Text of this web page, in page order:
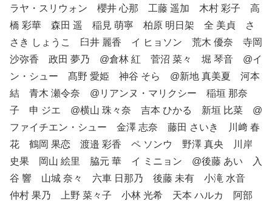
ラヤ・スリウォン 櫻井 心那 工藤 遥加 木村 彩子 高
橋 彩華 森田 遥 稲見 萌寧 柏原 明日架 全 美貞 さ
さき しょうこ 臼井 麗香 イ ヒョソン 荒木 優奈 寺岡
沙弥香 政田 夢乃 @倉林 紅 菅沼 菜々 堀 琴音 @イ
ン・シュー 髙野 愛姫 神谷 そら @新地 真美夏 河本
結 青木 瀬令奈 @リアンヌ・マリクシー 稲垣 那奈
子 申 ジエ @横山 珠々奈 吉本 ひかる 新垣 比菜 @
ファイチエン・シュー 金澤 志奈 藤田 さいき 川﨑 春
花 鶴岡 果恋 渡邉 彩香 ペ ソンウ 野澤 真央 川岸
史果 岡山 絵里 脇元 華 イ ミニョン @後藤 あい 入
谷 響 山城 奈々 六車 日那乃 後藤 未有 小滝 水音
仲村 果乃 上野 菜々子 小林 光希 天本 ハルカ 阿部